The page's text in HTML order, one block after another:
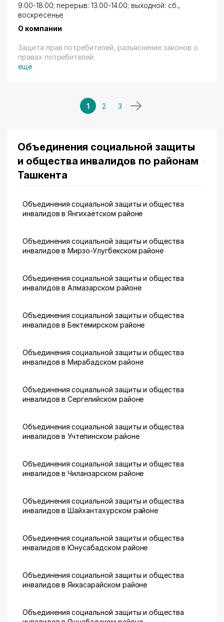
9.00-18.00; перерыв: 13.00-14.00; выходной: сб.,
воскресенье
О компании
Защита прав потребителей, разъяснение законов о
правах потребителей.
ещё
1 2 3
Объединения социальной защиты
и общества инвалидов по районам
Ташкента
Объединения социальной защиты и общества
инвалидов в Янгихаётском районе
Объединения социальной защиты и общества
инвалидов в Мирзо-Улугбекском районе
Объединения социальной защиты и общества
инвалидов в Алмазарском районе
Объединения социальной защиты и общества
инвалидов в Бектемирском районе
Объединения социальной защиты и общества
инвалидов в Мирабадском районе
Объединения социальной защиты и общества
инвалидов в Сергелийском районе
Объединения социальной защиты и общества
инвалидов в Учтепинском районе
Объединения социальной защиты и общества
инвалидов в Чиланзарском районе
Объединения социальной защиты и общества
инвалидов в Шайхантахурском районе
Объединения социальной защиты и общества
инвалидов в Юнусабадском районе
Объединения социальной защиты и общества
инвалидов в Яккасарайском районе
Объединения социальной защиты и общества